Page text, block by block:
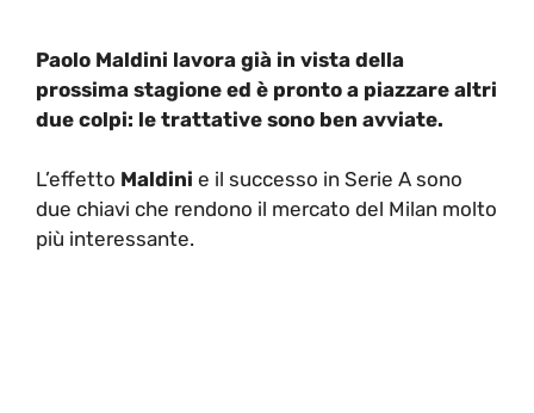
Paolo Maldini lavora già in vista della
prossima stagione ed è pronto a piazzare altri
due colpi: le trattative sono ben avviate.
L’effetto Maldini e il successo in Serie A sono
due chiavi che rendono il mercato del Milan molto
più interessante.